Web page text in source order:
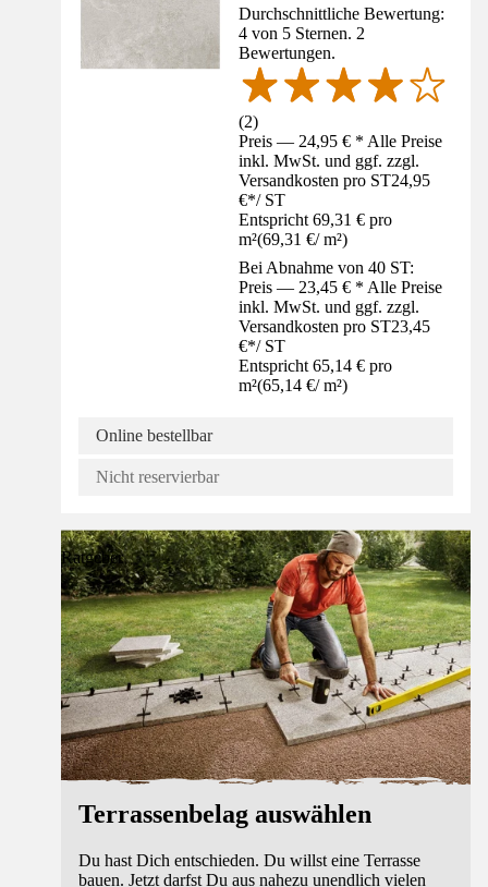
Durchschnittliche Bewertung:
4 von 5 Sternen. 2
Bewertungen.
(2)
Preis — 24,95 € * Alle Preise
inkl. MwSt. und ggf. zzgl.
Versandkosten pro ST24,95
€*/ ST
Entspricht 69,31 € pro
m²(69,31 €/ m²)
Bei Abnahme von 40 ST:
Preis — 23,45 € * Alle Preise
inkl. MwSt. und ggf. zzgl.
Versandkosten pro ST23,45
€*/ ST
Entspricht 65,14 € pro
m²(65,14 €/ m²)
Online bestellbar
Nicht reservierbar
Ratgeber
Terrassenbelag auswählen
Du hast Dich entschieden. Du willst eine Terrasse
bauen. Jetzt darfst Du aus nahezu unendlich vielen